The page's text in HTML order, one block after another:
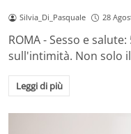
Silvia_Di_Pasquale 28
ROMA - Sesso e
sull'intimità. Non solo
Leggi di più